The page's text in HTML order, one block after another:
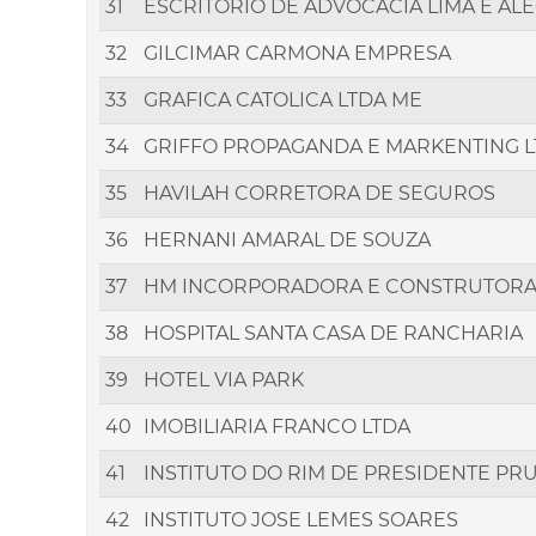
31 ESCRITORIO DE ADVOCACIA LIMA E
32 GILCIMAR CARMONA EMPRESA
33 GRAFICA CATOLICA LTDA ME
34 GRIFFO PROPAGANDA E MARKENTING
35 HAVILAH CORRETORA DE SEGUROS
36 HERNANI AMARAL DE SOUZA
37 HM INCORPORADORA E CONSTRUTORA
38 HOSPITAL SANTA CASA DE RANCHARIA
39 HOTEL VIA PARK
40 IMOBILIARIA FRANCO LTDA
41 INSTITUTO DO RIM DE PRESIDENTE
42 INSTITUTO JOSE LEMES SOARES